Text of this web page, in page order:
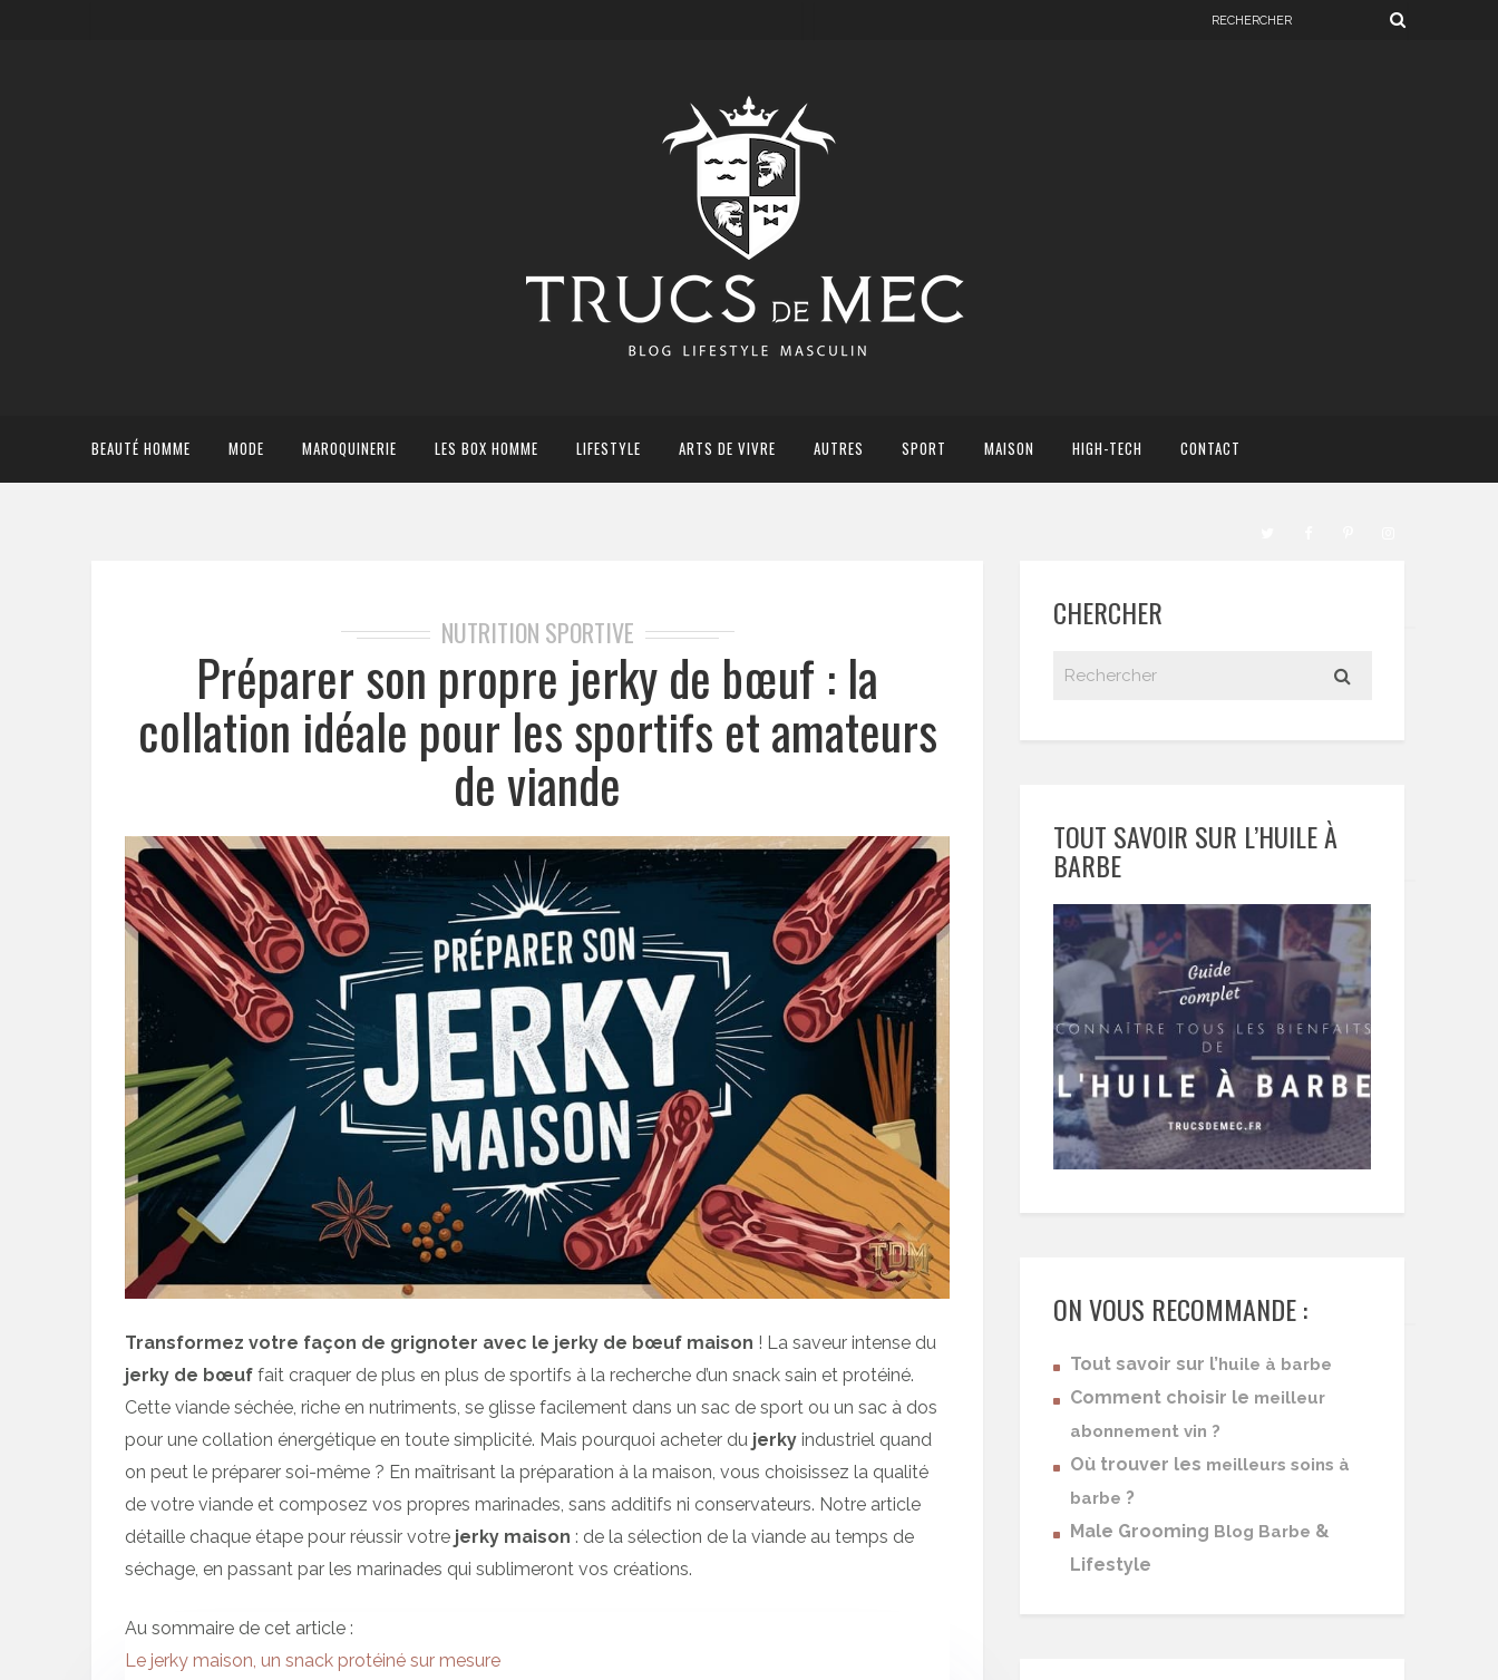
BEAUTÉ HOMME MODE MAROQUINERIE LES BOX HOMME LIFESTYLE ARTS DE VIVRE AUTRES SPORT MAISON HIGH-TECH CONTACT
NUTRITION SPORTIVE
Préparer son propre jerky de bœuf : la
collation idéale pour les sportifs et amateurs
de viande
Transformez votre façon de grignoter avec le jerky de bœuf maison ! La saveur intense du
jerky de bœuf fait craquer de plus en plus de sportifs à la recherche d’un snack sain et protéiné.
Cette viande séchée, riche en nutriments, se glisse facilement dans un sac de sport ou un sac à dos
pour une collation énergétique en toute simplicité. Mais pourquoi acheter du jerky industriel quand
on peut le préparer soi-même ? En maîtrisant la préparation à la maison, vous choisissez la qualité
de votre viande et composez vos propres marinades, sans additifs ni conservateurs. Notre article
détaille chaque étape pour réussir votre jerky maison : de la sélection de la viande au temps de
séchage, en passant par les marinades qui sublimeront vos créations.
Au sommaire de cet article :
Le jerky maison, un snack protéiné sur mesure
CHERCHER
TOUT SAVOIR SUR L’HUILE À
BARBE
ON VOUS RECOMMANDE :
Tout savoir sur l’ huile à barbe
Comment choisir le meilleur
abonnement vin ?
Où trouver les meilleurs soins à
barbe ?
Male Grooming Blog Barbe &
Lifestyle